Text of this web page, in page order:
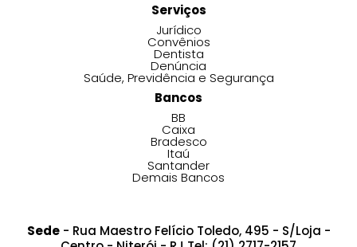
Serviços
Jurídico
Convênios
Dentista
Denúncia
Saúde, Previdência e Segurança
Bancos
BB
Caixa
Bradesco
Itaú
Santander
Demais Bancos
Sede- Rua Maestro Felício Toledo, 495 - S/Loja -